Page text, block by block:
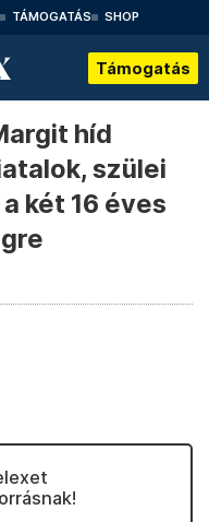
TÁMOGATÁS SHOP
Támogatás
híd
szülei
két 16 éves